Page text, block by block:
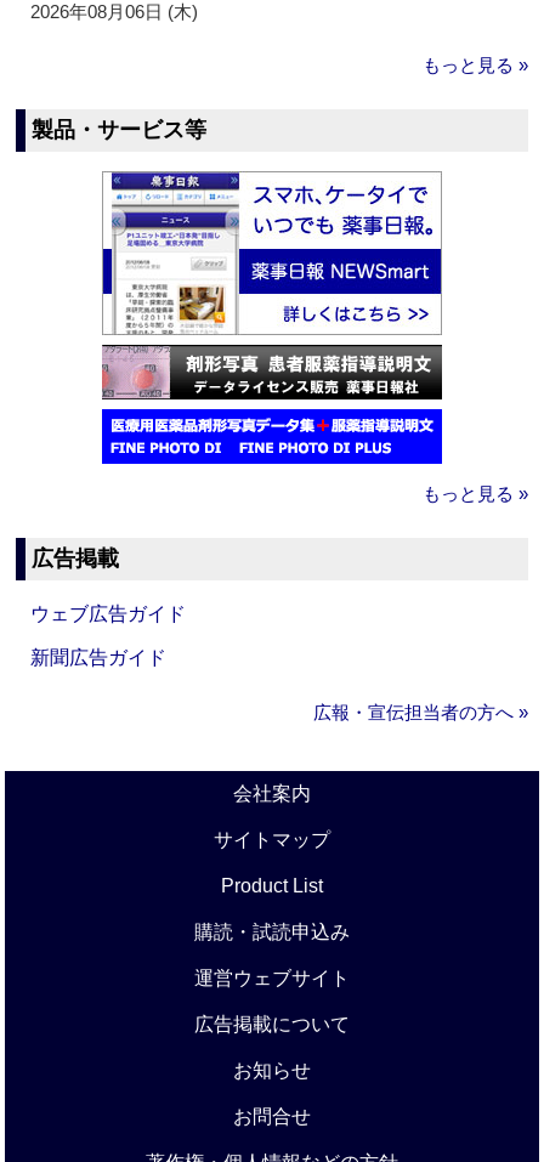
2026年08月06日 (木)
もっと見る »
製品・サービス等
もっと見る »
広告掲載
ウェブ広告ガイド
新聞広告ガイド
広報・宣伝担当者の方へ »
会社案内
サイトマップ
Product List
購読・試読申込み
運営ウェブサイト
広告掲載について
お知らせ
お問合せ